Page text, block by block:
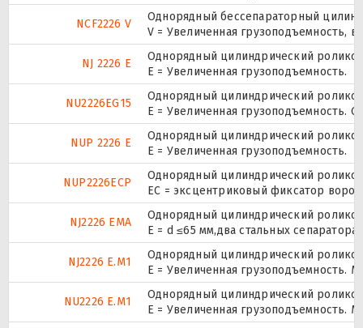
NCF2226 V
Однорядный бессепараторный
V = Увеличенная грузоподъемность,
NJ 2226 E
Однорядный цилиндрический
Е = Увеличенная грузоподъемность.
NU2226EG15
Однорядный цилиндрический
E = Увеличенная грузоподъемность.
NUP 2226 E
Однорядный цилиндрический
Е = Увеличенная грузоподъемность.
NUP2226ECP
Однорядный цилиндрический
ЕС = эксцентриковый фиксатор
NJ2226 EMA
Однорядный цилиндрический
E = d ≤65 мм,два стальных
NJ2226 E.M1
Однорядный цилиндрический
E = Увеличенная грузоподъемность.
NU2226 E.M1
Однорядный цилиндрический
E = Увеличенная грузоподъемность.